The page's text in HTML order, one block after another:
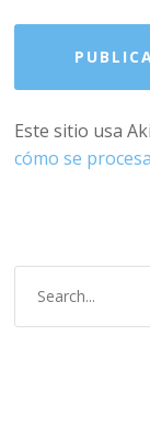
Este sitio usa
cómo se